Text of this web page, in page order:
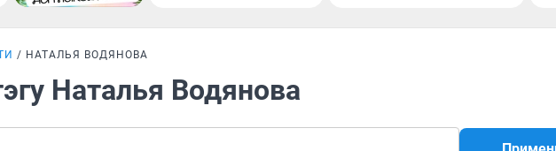
НАТАЛЬЯ ВОДЯНОВА
Наталья Водянова